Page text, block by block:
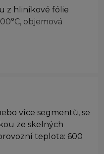
z hliníkové fólie
objemová
více segmentů, se
ze skelných
teplota: 600